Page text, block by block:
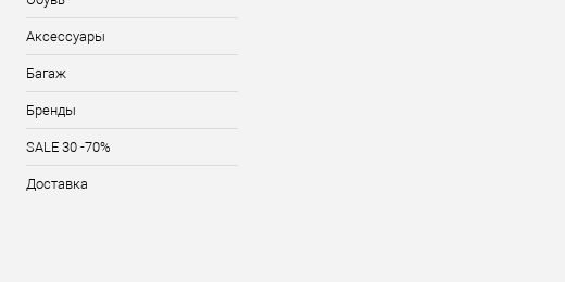
Аксессуары
Багаж
Бренды
SALE 30 -70%
Доставка